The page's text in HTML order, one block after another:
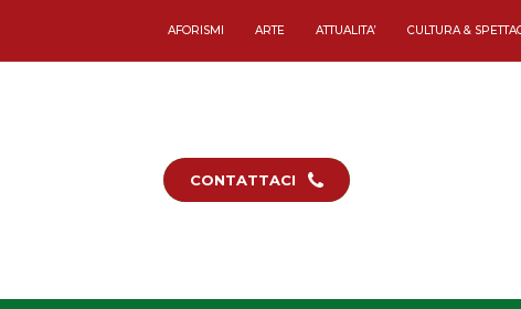
AFORISMI ARTE ATTUALITA’ CULTURA &
CONTATTACI